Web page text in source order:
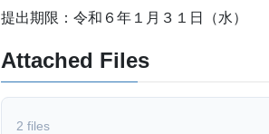
提出期限：令和６年１月３１日（水）
Attached Files
2 files